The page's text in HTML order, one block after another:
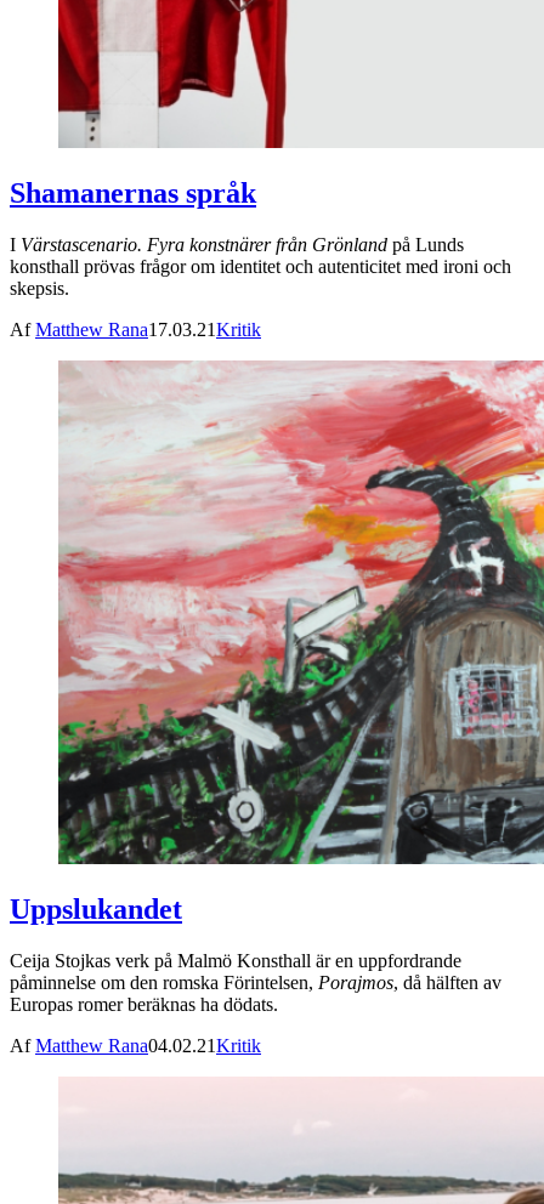
Shamanernas språk
I Värstascenario. Fyra konstnärer från Grönland på Lunds
konsthall prövas frågor om identitet och autenticitet med ironi och
skepsis.
AfMatthew Rana17.03.21Kritik
Uppslukandet
Ceija Stojkas verk på Malmö Konsthall är en uppfordrande
påminnelse om den romska Förintelsen, Porajmos, då hälften av
Europas romer beräknas ha dödats.
AfMatthew Rana04.02.21Kritik